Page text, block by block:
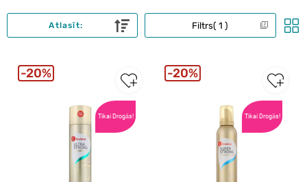
Filtrs 1
Atlasīt:
Tikai Drogās!
20%
Tikai Drogās!
20%